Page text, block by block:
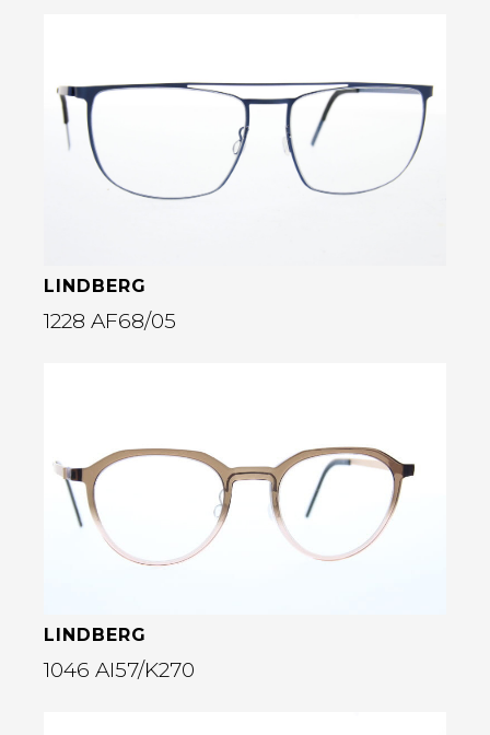
LINDBERG
1228 AF68/05
LINDBERG
1046 AI57/K270